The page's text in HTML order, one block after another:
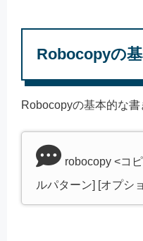
Robocopyの
Robocopyの基本的な書
robocopy <コ
ルパターン] [オプシ